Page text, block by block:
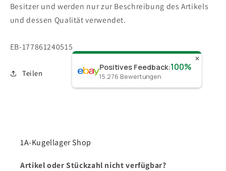
Besitzer und werden nur zur Beschreibung des Artikels
und dessen Qualität verwendet.
SKU:
EB-177861240515
Teilen
✕
Positives Feedback:100%
15.276 Bewertungen
1A-Kugellager Shop
Artikel oder Stückzahl nicht verfügbar?